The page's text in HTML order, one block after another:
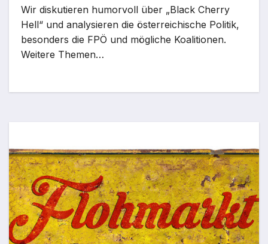
Wir diskutieren humorvoll über „Black Cherry
Hell“ und analysieren die österreichische Politik,
besonders die FPÖ und mögliche Koalitionen.
Weitere Themen…